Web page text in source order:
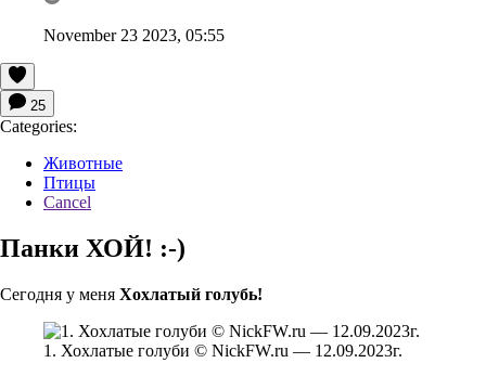
November 23 2023, 05:55
25
Categories:
Животные
Птицы
Cancel
Панки ХОЙ! :-)
Сегодня у меня Хохлатый голубь!
1. Хохлатые голуби © NickFW.ru — 12.09.2023г.